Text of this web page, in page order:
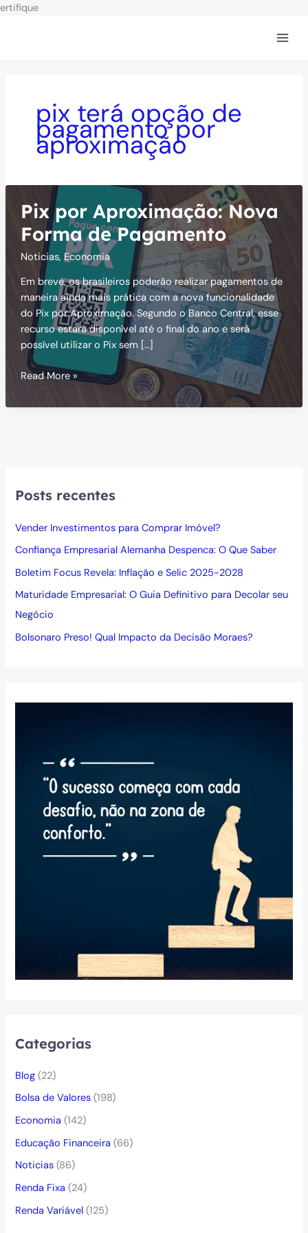
ertifiqueIr
pix terá opção de
pagamento por
aproximação
Pix por Aproximação: Nova
Forma de Pagamento
Noticias, Economia
Em breve, os brasileiros poderão realizar pagamentos de
maneira ainda mais prática com a nova funcionalidade
do Pix por Aproximação. Segundo o Banco Central, esse
recurso estará disponível até o final do ano e será
possível utilizar o Pix sem […]
Pix
Aproximação:
Read More »
Posts recentes
Vender Investimentos para Comprar Imóvel?
Confiança Empresarial Alemanha Despenca: O Que Saber
Boletim Focus Revela: Inflação e Selic 2025-2028
Maturidade Empresarial: O Guia Definitivo para Decolar seu
Negócio
Bolsonaro Preso! Qual Impacto da Decisão Moraes?
Categorias
Blog (22)
Bolsa de Valores (198)
Economia (142)
Educação Financeira (66)
Noticias (86)
Renda Fixa (24)
Renda Variável (125)